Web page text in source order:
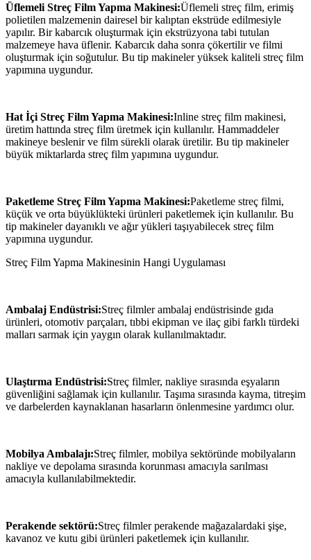
Üflemeli Streç Film Yapma Makinesi:Üflemeli streç film, erimiş
polietilen malzemenin dairesel bir kalıptan ekstrüde edilmesiyle
yapılır. Bir kabarcık oluşturmak için ekstrüzyona tabi tutulan
malzemeye hava üflenir. Kabarcık daha sonra çökertilir ve filmi
oluşturmak için soğutulur. Bu tip makineler yüksek kaliteli streç film
yapımına uygundur.
Hat İçi Streç Film Yapma Makinesi:Inline streç film makinesi,
üretim hattında streç film üretmek için kullanılır. Hammaddeler
makineye beslenir ve film sürekli olarak üretilir. Bu tip makineler
büyük miktarlarda streç film yapımına uygundur.
Paketleme Streç Film Yapma Makinesi:Paketleme streç filmi,
küçük ve orta büyüklükteki ürünleri paketlemek için kullanılır. Bu
tip makineler dayanıklı ve ağır yükleri taşıyabilecek streç film
yapımına uygundur.
Streç Film Yapma Makinesinin Hangi Uygulaması
Ambalaj Endüstrisi:Streç filmler ambalaj endüstrisinde gıda
ürünleri, otomotiv parçaları, tıbbi ekipman ve ilaç gibi farklı türdeki
malları sarmak için yaygın olarak kullanılmaktadır.
Ulaştırma Endüstrisi:Streç filmler, nakliye sırasında eşyaların
güvenliğini sağlamak için kullanılır. Taşıma sırasında kayma, titreşim
ve darbelerden kaynaklanan hasarların önlenmesine yardımcı olur.
Mobilya Ambalajı:Streç filmler, mobilya sektöründe mobilyaların
nakliye ve depolama sırasında korunması amacıyla sarılması
amacıyla kullanılabilmektedir.
Perakende sektörü:Streç filmler perakende mağazalardaki şişe,
kavanoz ve kutu gibi ürünleri paketlemek için kullanılır.